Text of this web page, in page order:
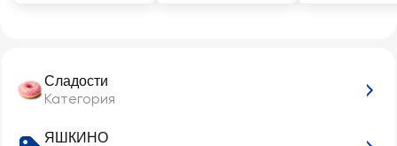
Сладости
Категория
ЯШКИНО